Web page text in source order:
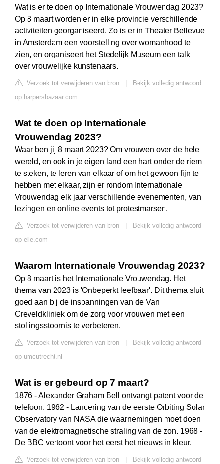
Wat is er te doen op Internationale Vrouwendag 2023?
Op 8 maart worden er in elke provincie verschillende
activiteiten georganiseerd. Zo is er in Theater Bellevue
in Amsterdam een voorstelling over womanhood te
zien, en organiseert het Stedelijk Museum een talk
over vrouwelijke kunstenaars.
Verzoek tot verwijderen van bron
Bekijk volledig antwoord
op harpersbazaar.com
Wat te doen op Internationale
Vrouwendag 2023?
Waar ben jij 8 maart 2023? Om vrouwen over de hele
wereld, en ook in je eigen land een hart onder de riem
te steken, te leren van elkaar of om het gewoon fijn te
hebben met elkaar, zijn er rondom Internationale
Vrouwendag elk jaar verschillende evenementen, van
lezingen en online events tot protestmarsen.
Verzoek tot verwijderen van bron
Bekijk volledig antwoord
op elle.com
Waarom Internationale Vrouwendag 2023?
Op 8 maart is het Internationale Vrouwendag. Het
thema van 2023 is 'Onbeperkt leefbaar'. Dit thema sluit
goed aan bij de inspanningen van de Van
Creveldkliniek om de zorg voor vrouwen met een
stollingsstoornis te verbeteren.
Verzoek tot verwijderen van bron
Bekijk volledig antwoord
op umcutrecht.nl
Wat is er gebeurd op 7 maart?
1876 - Alexander Graham Bell ontvangt patent voor de
telefoon. 1962 - Lancering van de eerste Orbiting Solar
Observatory van NASA die waarnemingen moet doen
van de elektromagnetische straling van de zon. 1968 -
De BBC vertoont voor het eerst het nieuws in kleur.
Verzoek tot verwijderen van bron
Bekijk volledig antwoord